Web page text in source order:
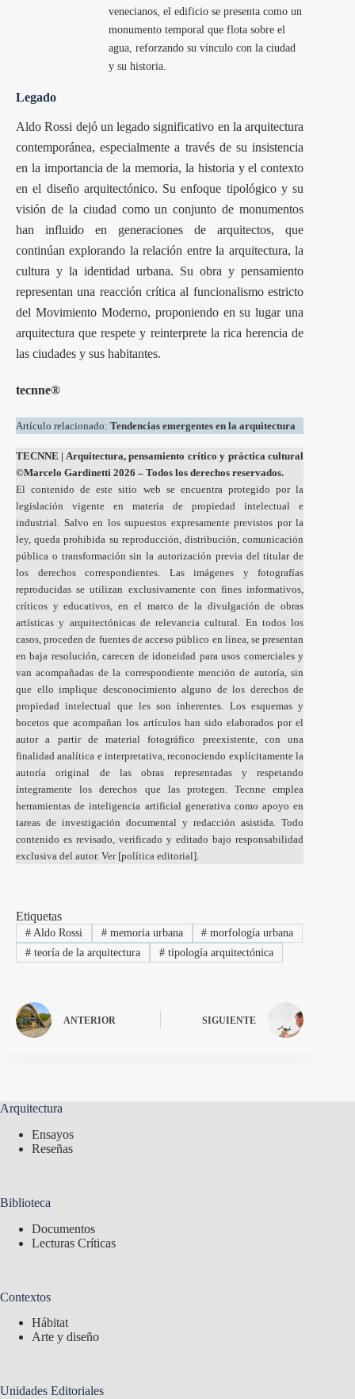
venecianos, el edificio se presenta como un
monumento temporal que flota sobre el
agua, reforzando su vínculo con la ciudad
y su historia.
Legado
Aldo Rossi dejó un legado significativo en la arquitectura
contemporánea, especialmente a través de su insistencia
en la importancia de la memoria, la historia y el contexto
en el diseño arquitectónico. Su enfoque tipológico y su
visión de la ciudad como un conjunto de monumentos
han influido en generaciones de arquitectos, que
continúan explorando la relación entre la arquitectura, la
cultura y la identidad urbana. Su obra y pensamiento
representan una reacción crítica al funcionalismo estricto
del Movimiento Moderno, proponiendo en su lugar una
arquitectura que respete y reinterprete la rica herencia de
las ciudades y sus habitantes.
tecnne®
Artículo relacionado: Tendencias emergentes en la arquitectura
TECNNE | Arquitectura, pensamiento crítico y práctica cultural
©Marcelo Gardinetti 2026 – Todos los derechos reservados.
El contenido de este sitio web se encuentra protegido por la
legislación vigente en materia de propiedad intelectual e
industrial. Salvo en los supuestos expresamente previstos por la
ley, queda prohibida su reproducción, distribución, comunicación
pública o transformación sin la autorización previa del titular de
los derechos correspondientes. Las imágenes y fotografías
reproducidas se utilizan exclusivamente con fines informativos,
críticos y educativos, en el marco de la divulgación de obras
artísticas y arquitectónicas de relevancia cultural. En todos los
casos, proceden de fuentes de acceso público en línea, se presentan
en baja resolución, carecen de idoneidad para usos comerciales y
van acompañadas de la correspondiente mención de autoría, sin
que ello implique desconocimiento alguno de los derechos de
propiedad intelectual que les son inherentes. Los esquemas y
bocetos que acompañan los artículos han sido elaborados por el
autor a partir de material fotográfico preexistente, con una
finalidad analítica e interpretativa, reconociendo explícitamente la
autoría original de las obras representadas y respetando
íntegramente los derechos que las protegen. Tecnne emplea
herramientas de inteligencia artificial generativa como apoyo en
tareas de investigación documental y redacción asistida. Todo
contenido es revisado, verificado y editado bajo responsabilidad
exclusiva del autor. Ver [política editorial].
Etiquetas
#Aldo Rossi #memoria urbana # morfología urbana
#teoría de la arquitectura #tipología arquitectónica
ANTERIOR SIGUIENTE
Arquitectura
Ensayos
Reseñas
Biblioteca
Documentos
Lecturas Críticas
Contextos
Hábitat
Arte y diseño
Unidades Editoriales